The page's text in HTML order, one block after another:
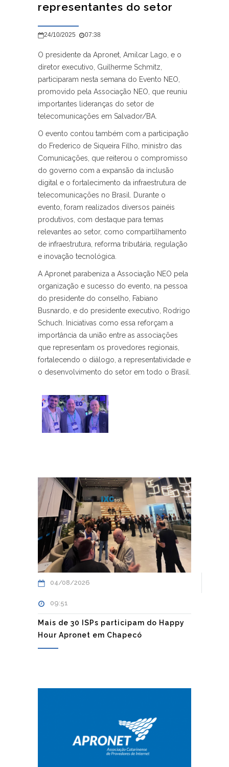
representantes do setor
24/10/2025 07:38
O presidente da Apronet, Amilcar Lago, e o
diretor executivo, Guilherme Schmitz,
participaram nesta semana do Evento NEO,
promovido pela Associação NEO, que reuniu
importantes lideranças do setor de
telecomunicações em Salvador/BA.
O evento contou também com a participação
do Frederico de Siqueira Filho, ministro das
Comunicações, que reiterou o compromisso
do governo com a expansão da inclusão
digital e o fortalecimento da infraestrutura de
telecomunicações no Brasil. Durante o
evento, foram realizados diversos painéis
produtivos, com destaque para temas
relevantes ao setor, como compartilhamento
de infraestrutura, reforma tributária, regulação
e inovação tecnológica.
A Apronet parabeniza a Associação NEO pela
organização e sucesso do evento, na pessoa
do presidente do conselho, Fabiano
Busnardo, e do presidente executivo, Rodrigo
Schuch. Iniciativas como essa reforçam a
importância da união entre as associações
que representam os provedores regionais,
fortalecendo o diálogo, a representatividade e
o desenvolvimento do setor em todo o Brasil.
04/08/2026
09:51
Mais de 30 ISPs participam do Happy
Hour Apronet em Chapecó